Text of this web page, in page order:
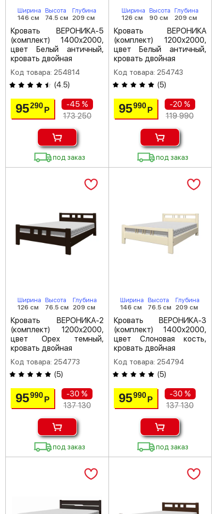
Ширина
146 см
Высота
74.5 см
Глубина
209 см
Кровать ВЕРОНИКА-5
(комплект) 1400х2000,
цвет Белый античный,
кровать двойная
Код товара: 254814
(4.5)
95290Р
-45 %
173 250
под заказ
Ширина
126 см
Высота
90 см
Глубина
209 см
Кровать ВЕРОНИКА
(комплект) 1200х2000,
цвет Белый античный,
кровать двойная
Код товара: 254743
(5)
95990 Р
-20 %
119 990
под заказ
Ширина
126 см
Высота
76.5 см
Глубина
209 см
Кровать ВЕРОНИКА-2
(комплект) 1200х2000,
цвет Орех темный,
кровать двойная
Код товара: 254773
(5)
95990Р
-30 %
137 130
под заказ
Ширина
146 см
Высота
76.5 см
Глубина
209 см
Кровать ВЕРОНИКА-3
(комплект) 1400х2000,
цвет Слоновая кость,
кровать двойная
Код товара: 254794
(5)
95990 Р
-30 %
137 130
под заказ